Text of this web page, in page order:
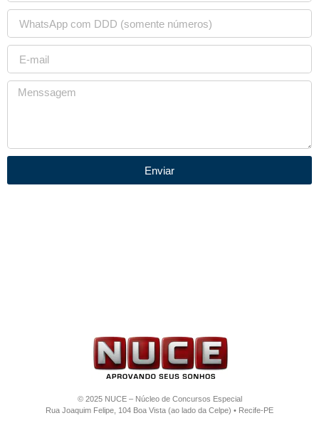
Enviar
© 2025 NUCE – Núcleo de Concursos Especial
Rua Joaquim Felipe, 104 Boa Vista (ao lado da Celpe) • Recife-PE